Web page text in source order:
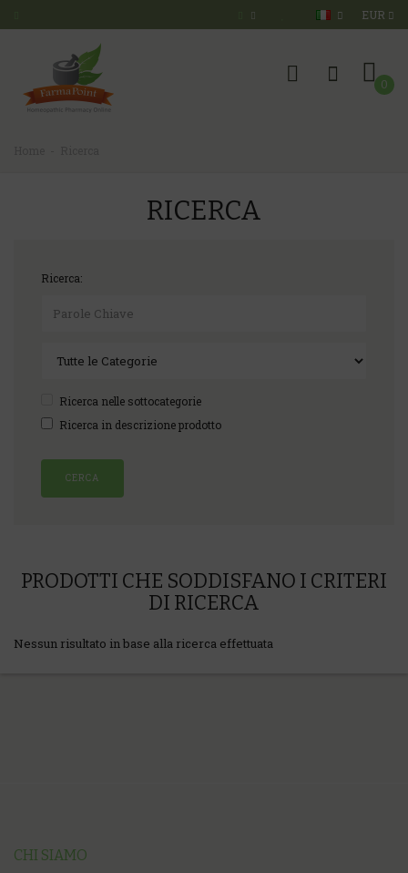
EUR
0
RICERCA
Ricerca:
Ricerca nelle sottocategorie
Ricerca in descrizione prodotto
PRODOTTI CHE SODDISFANO I CRITERI
DI RICERCA
Nessun risultato in base alla ricerca effettuata
CHI SIAMO